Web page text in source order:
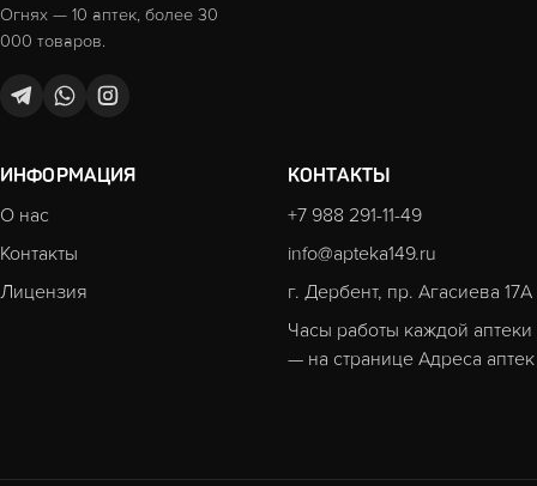
Огнях — 10 аптек, более 30
000 товаров.
ИНФОРМАЦИЯ
О нас
Контакты
Лицензия
КОНТАКТЫ
+7 988 291-11-49
info@apteka149.ru
г. Дербент, пр. Агасиева 17А
Часы работы каждой аптеки
— на странице Адреса аптек